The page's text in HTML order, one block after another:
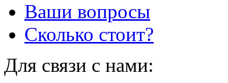
Ваши вопросы
Сколько стоит?
Для связи с нами: